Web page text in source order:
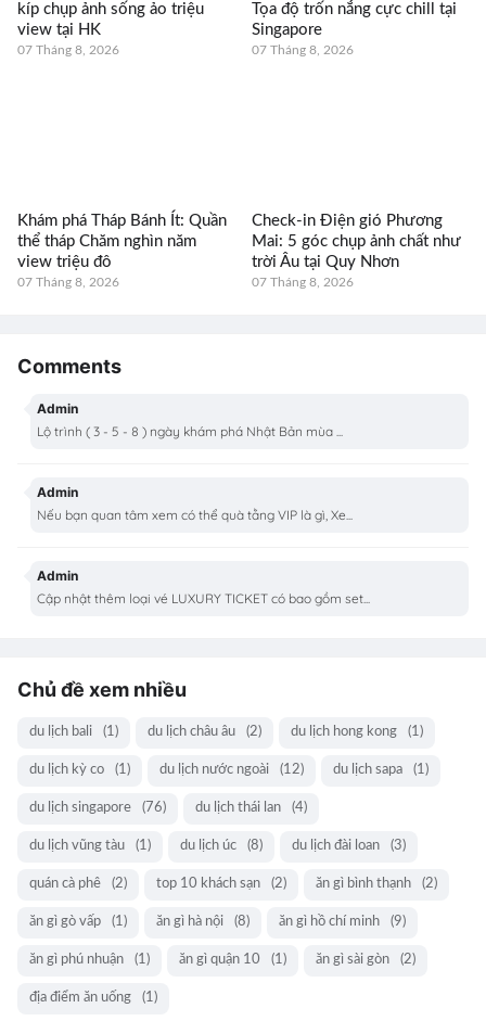
kíp chụp ảnh sống ảo triệu
view tại HK
07 Tháng 8, 2026
Tọa độ trốn nắng cực chill tại
Singapore
07 Tháng 8, 2026
Khám phá Tháp Bánh Ít: Quần
thể tháp Chăm nghìn năm
view triệu đô
07 Tháng 8, 2026
Check-in Điện gió Phương
Mai: 5 góc chụp ảnh chất như
trời Âu tại Quy Nhơn
07 Tháng 8, 2026
Comments
Admin
Lộ trình ( 3 - 5 - 8 ) ngày khám phá Nhật Bản mùa ...
Admin
Nếu bạn quan tâm xem có thể quà tằng VIP là gì, Xe...
Admin
Cập nhật thêm loại vé LUXURY TICKET có bao gồm set...
Chủ đề xem nhiều
du lịch bali (1) du lịch châu âu (2) du lịch hong kong (1)
du lịch kỳ co (1) du lịch nước ngoài (12) du lịch sapa (1)
du lịch singapore (76) du lịch thái lan (4)
du lịch vũng tàu (1) du lịch úc (8) du lịch đài loan (3)
quán cà phê (2) top 10 khách sạn (2) ăn gì bình thạnh (2)
ăn gì gò vấp (1) ăn gì hà nội (8) ăn gì hồ chí minh (9)
ăn gì phú nhuận (1) ăn gì quận 10 (1) ăn gì sài gòn (2)
địa điểm ăn uống (1)